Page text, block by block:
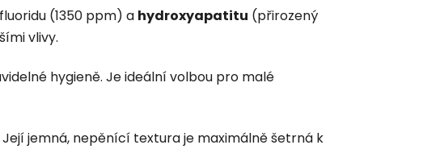
(1350 ppm) a hydroxyapatitu (přirozený
vlivy.
hygieně. Je ideální volbou pro malé
Její jemná, nepěnící textura je maximálně šetrná k